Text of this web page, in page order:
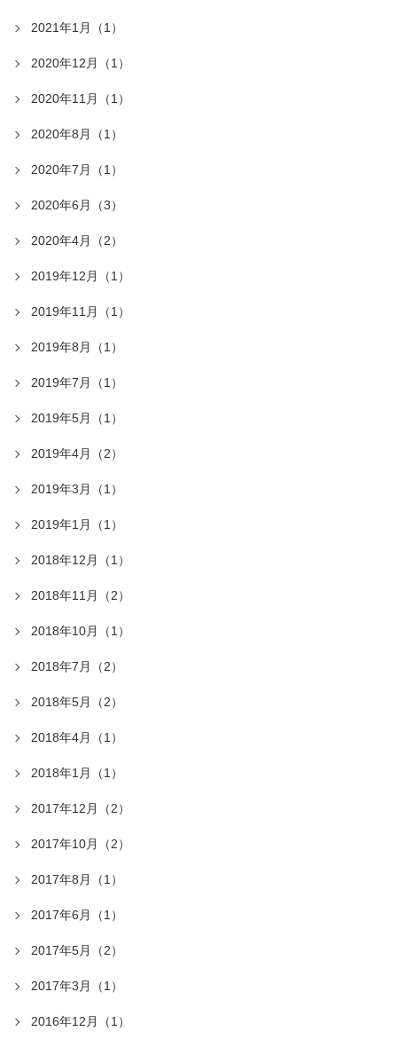
2021年1月（1）
2020年12月（1）
2020年11月（1）
2020年8月（1）
2020年7月（1）
2020年6月（3）
2020年4月（2）
2019年12月（1）
2019年11月（1）
2019年8月（1）
2019年7月（1）
2019年5月（1）
2019年4月（2）
2019年3月（1）
2019年1月（1）
2018年12月（1）
2018年11月（2）
2018年10月（1）
2018年7月（2）
2018年5月（2）
2018年4月（1）
2018年1月（1）
2017年12月（2）
2017年10月（2）
2017年8月（1）
2017年6月（1）
2017年5月（2）
2017年3月（1）
2016年12月（1）